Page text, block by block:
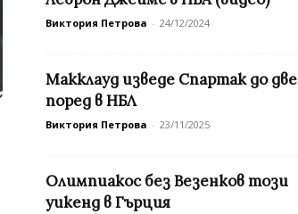
Виктория Петрова - 24/12/2024
Макклауд изведе Спартак до две
поред в НБЛ
Виктория Петрова - 23/11/2025
Олимпиакос без Везенков този
уикенд в Гърция